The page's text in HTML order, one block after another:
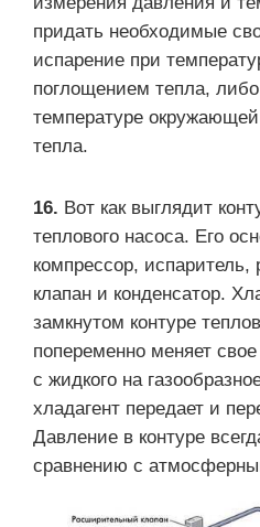
придать необходимые
испарение при
поглощением тепла,
температуре
тепла.
16. Вот как выглядит
теплового насоса. Его
компрессор,
клапан и конденсатор.
замкнутом контуре
попеременно меняет свое
с жидкого на
хладагент передает и
Давление в контуре
сравнению с